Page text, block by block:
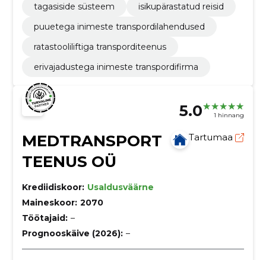
tagasiside süsteem
isikupärastatud reisid
puuetega inimeste transpordilahendused
ratastooliliftiga transporditeenus
erivajadustega inimeste transpordifirma
5.0 1 hinnang
MEDTRANSPORT
TEENUS OÜ
Tartumaa
Krediidiskoor: Usaldusväärne
Maineskoor: 2070
Töötajaid: –
Prognooskäive (2026): –